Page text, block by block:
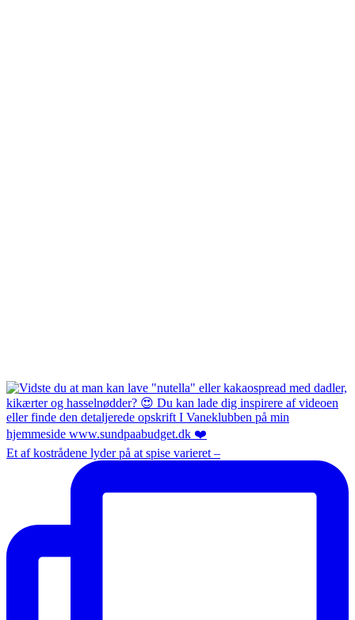
Et af kostrådene lyder på at spise varieret –